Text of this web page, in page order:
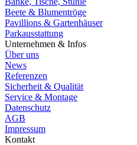
Beete & Blumentröge
Pavillions & Gartenhäuser
Parkausstattung
Unternehmen & Infos
Über uns
News
Referenzen
Sicherheit & Qualität
Service & Montage
Datenschutz
AGB
Impressum
Kontakt